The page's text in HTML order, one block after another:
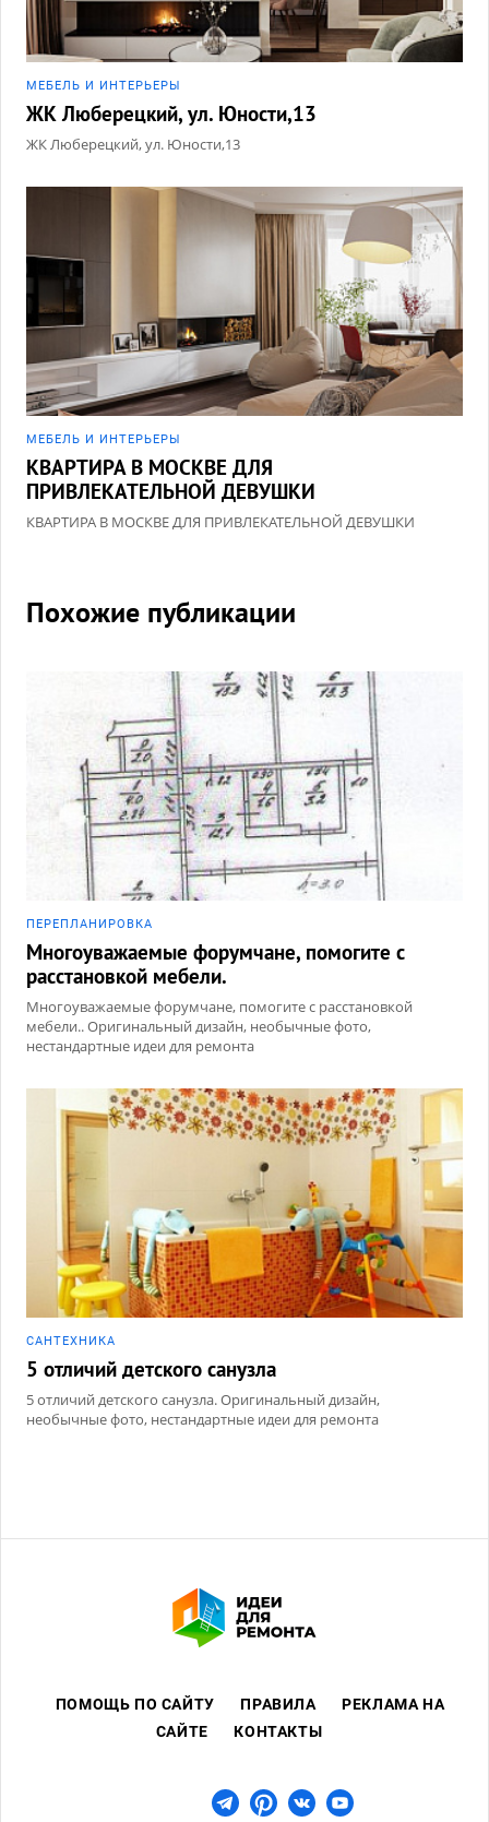
МЕБЕЛЬ И ИНТЕРЬЕРЫ
ЖК Люберецкий, ул. Юности,13
ЖК Люберецкий, ул. Юности,13
МЕБЕЛЬ И ИНТЕРЬЕРЫ
КВАРТИРА В МОСКВЕ ДЛЯ
ПРИВЛЕКАТЕЛЬНОЙ ДЕВУШКИ
КВАРТИРА В МОСКВЕ ДЛЯ ПРИВЛЕКАТЕЛЬНОЙ ДЕВУШКИ
Похожие публикации
ПЕРЕПЛАНИРОВКА
Многоуважаемые форумчане, помогите с
расстановкой мебели.
Многоуважаемые форумчане, помогите с расстановкой
мебели.. Оригинальный дизайн, необычные фото,
нестандартные идеи для ремонта
САНТЕХНИКА
5 отличий детского санузла
5 отличий детского санузла. Оригинальный дизайн,
необычные фото, нестандартные идеи для ремонта
ПОМОЩЬ ПО САЙТУ ПРАВИЛА
РЕКЛАМА НА
САЙТЕ
КОНТАКТЫ